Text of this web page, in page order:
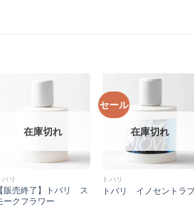
在庫切れ
バリ
【販売終了】トバリ ス
ークフラワー
セール
在庫切れ
トバリ
トバリ イノセントラ